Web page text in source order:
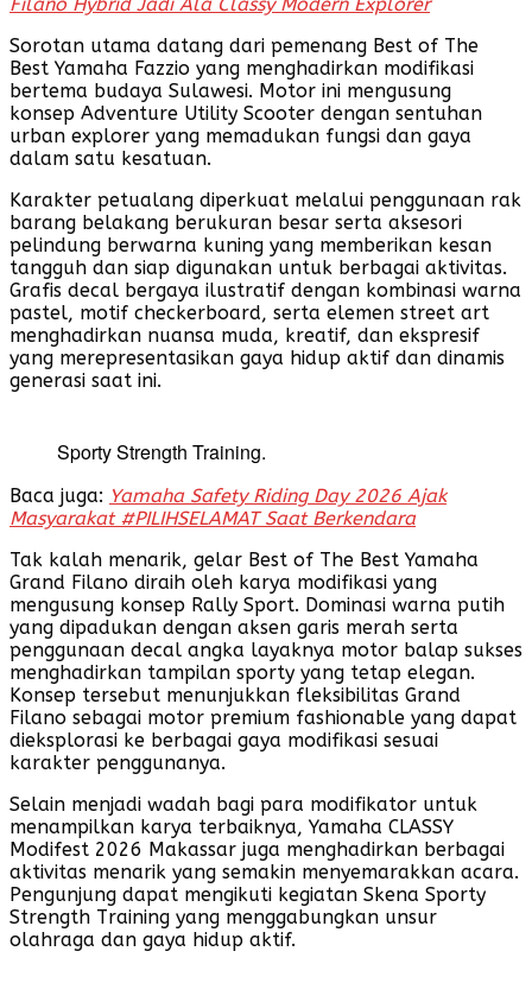
Sorotan utama datang dari pemenang Best of The
Best Yamaha Fazzio yang menghadirkan modifikasi
bertema budaya Sulawesi. Motor ini mengusung
konsep Adventure Utility Scooter dengan sentuhan
urban explorer yang memadukan fungsi dan gaya
dalam satu kesatuan.
Karakter petualang diperkuat melalui penggunaan rak
barang belakang berukuran besar serta aksesori
pelindung berwarna kuning yang memberikan kesan
tangguh dan siap digunakan untuk berbagai aktivitas.
Grafis decal bergaya ilustratif dengan kombinasi warna
pastel, motif checkerboard, serta elemen street art
menghadirkan nuansa muda, kreatif, dan ekspresif
yang merepresentasikan gaya hidup aktif dan dinamis
generasi saat ini.
Sporty Strength Training.
Baca juga: Yamaha Safety Riding Day 2026 Ajak
Masyarakat #PILIHSELAMAT Saat Berkendara
Tak kalah menarik, gelar Best of The Best Yamaha
Grand Filano diraih oleh karya modifikasi yang
mengusung konsep Rally Sport. Dominasi warna putih
yang dipadukan dengan aksen garis merah serta
penggunaan decal angka layaknya motor balap sukses
menghadirkan tampilan sporty yang tetap elegan.
Konsep tersebut menunjukkan fleksibilitas Grand
Filano sebagai motor premium fashionable yang dapat
dieksplorasi ke berbagai gaya modifikasi sesuai
karakter penggunanya.
Selain menjadi wadah bagi para modifikator untuk
menampilkan karya terbaiknya, Yamaha CLASSY
Modifest 2026 Makassar juga menghadirkan berbagai
aktivitas menarik yang semakin menyemarakkan acara.
Pengunjung dapat mengikuti kegiatan Skena Sporty
Strength Training yang menggabungkan unsur
olahraga dan gaya hidup aktif.